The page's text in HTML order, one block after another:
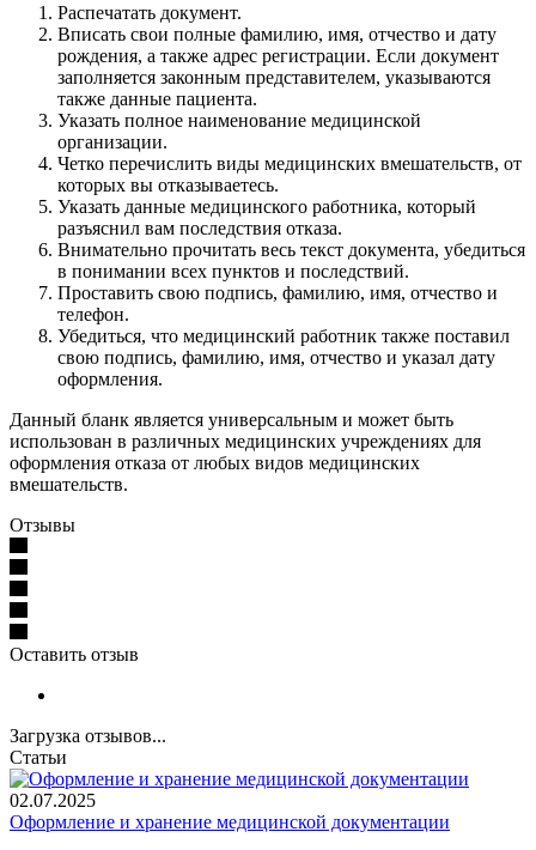
Распечатать документ.
Вписать свои полные фамилию, имя, отчество и дату
рождения, а также адрес регистрации. Если документ
заполняется законным представителем, указываются
также данные пациента.
Указать полное наименование медицинской
организации.
Четко перечислить виды медицинских вмешательств, от
которых вы отказываетесь.
Указать данные медицинского работника, который
разъяснил вам последствия отказа.
Внимательно прочитать весь текст документа, убедиться
в понимании всех пунктов и последствий.
Проставить свою подпись, фамилию, имя, отчество и
телефон.
Убедиться, что медицинский работник также поставил
свою подпись, фамилию, имя, отчество и указал дату
оформления.
Данный бланк является универсальным и может быть
использован в различных медицинских учреждениях для
оформления отказа от любых видов медицинских
вмешательств.
Отзывы
Оставить отзыв
Загрузка отзывов...
Статьи
02.07.2025
Оформление и хранение медицинской документации